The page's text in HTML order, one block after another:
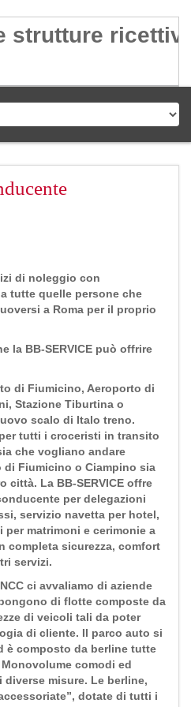
strutture
di noleggio con
tutte quelle persone che
a Roma per il proprio
la BB-SERVICE può offrire
di Fiumicino, Aeroporto di
Stazione Tiburtina o
scalo di Italo treno.
tutti i croceristi in transito
che vogliano andare
di Fiumicino o Ciampino sia
città. La BB-SERVICE offre
per delegazioni
servizio navetta per hotel,
matrimoni e cerimonie a
completa sicurezza, comfort
servizi.
ci avvaliamo di aziende
di flotte composte da
di veicoli tali da poter
di cliente. Il parco auto si
è composto da berline tutte
comodi ed
misure. Le berline,
dotate di tutti i